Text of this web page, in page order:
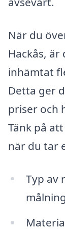
När du
Hackås,
inhämtat
Detta ger
priser och
Tänk på
när du tar
Typ av